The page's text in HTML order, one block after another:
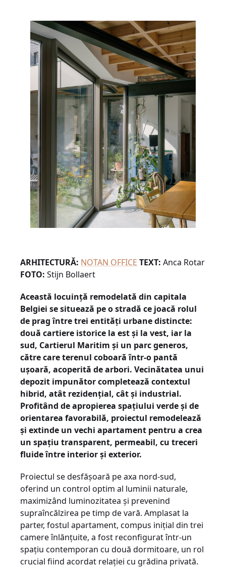
ARHITECTURĂ: NOTAN OFFICE TEXT: Anca Rotar
FOTO: Stijn Bollaert
Această locuință remodelată din capitala
Belgiei se situează pe o stradă ce joacă rolul
de prag între trei entități urbane distincte:
două cartiere istorice la est și la vest, iar la
sud, Cartierul Maritim și un parc generos,
către care terenul coboară într-o pantă
ușoară, acoperită de arbori. Vecinătatea unui
depozit impunător completează contextul
hibrid, atât rezidențial, cât și industrial.
Profitând de apropierea spațiului verde și de
orientarea favorabilă, proiectul remodelează
și extinde un vechi apartament pentru a crea
un spațiu transparent, permeabil, cu treceri
fluide între interior și exterior.
Proiectul se desfășoară pe axa nord-sud,
oferind un control optim al luminii naturale,
maximizând luminozitatea și prevenind
supraîncălzirea pe timp de vară. Amplasat la
parter, fostul apartament, compus inițial din trei
camere înlănțuite, a fost reconfigurat într-un
spațiu contemporan cu două dormitoare, un rol
crucial fiind acordat relației cu grădina privată.